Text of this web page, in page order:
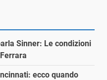
Sinner: Le condizioni
ecco quando